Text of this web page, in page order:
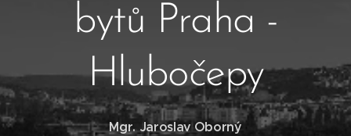
bytů Praha -
Hlubočepy
Mgr. Jaroslav Oborný